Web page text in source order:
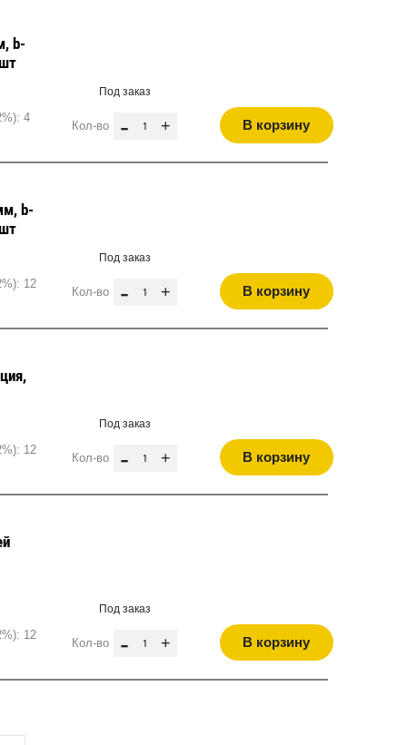
b-
4
Под заказ
Кол-во - + В корзину
b-
12
Под заказ
Кол-во - + В корзину
12
Под заказ
Кол-во - + В корзину
12
Под заказ
Кол-во - + В корзину